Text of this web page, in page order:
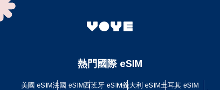
熱門國際 eSIM
美國 eSIM法國 eSIM西班牙 eSIM義大利 eSIM土耳其 eSIM